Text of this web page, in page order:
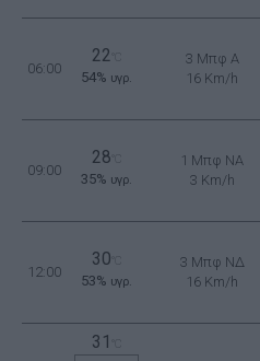
06:00
22
54% υγρ.
3 Μπφ Α
16 Km/h
09:00
28
35% υγρ.
1 Μπφ NA
3 Km/h
12:00
30
53% υγρ.
3 Μπφ ΝΔ
16 Km/h
31